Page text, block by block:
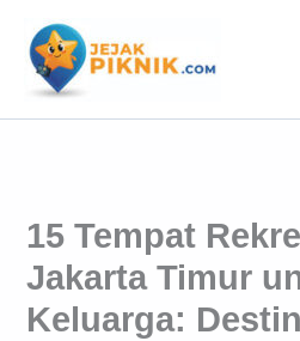
konten
15 Tempat
Jakarta Timur
Keluarga: